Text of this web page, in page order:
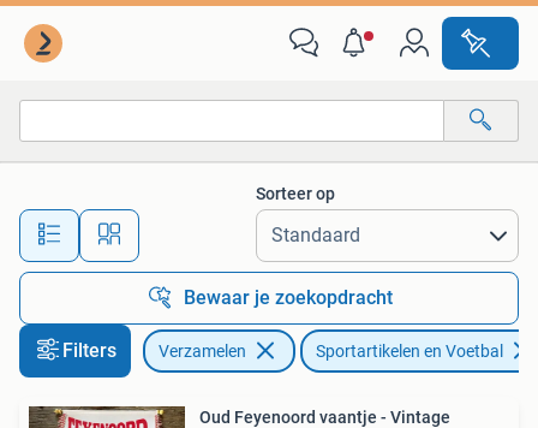
Alle afstanden…
Sorteer op
Bewaar je zoekopdracht
Filters Verzamelen Sportartikelen en Voetbal
Oud Feyenoord vaantje - Vintage